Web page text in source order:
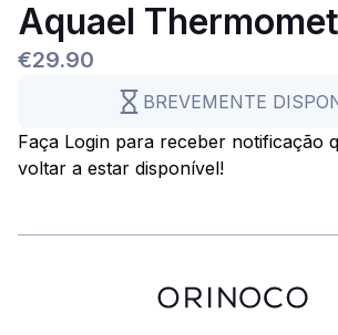
Aquael
€29.90
BREVEMENTE
Faça Login para receber notificação
voltar a estar disponível!